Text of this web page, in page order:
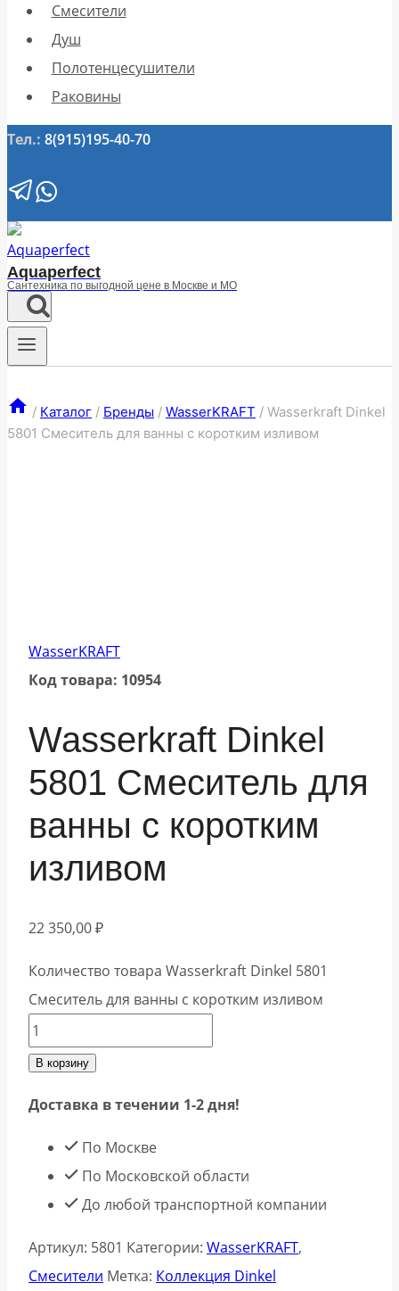
Смесители
Душ
Полотенцесушители
Раковины
Тел.: 8(915)195-40-70
Aquaperfect
Сантехника по выгодной цене в Москве и МО
/ Каталог / Бренды / WasserKRAFT / Wasserkraft Dinkel
5801 Смеситель для ванны с коротким изливом
WasserKRAFT
Код товара: 10954
Wasserkraft Dinkel
5801 Смеситель для
ванны с коротким
изливом
22 350,00₽
Количество товара Wasserkraft Dinkel 5801
Смеситель для ванны с коротким изливом
В корзину
Доставка в течении 1-2 дня!
По Москве
По Московской области
До любой транспортной компании
Артикул: 5801 Категории: WasserKRAFT,
Смесители Метка: Коллекция Dinkel